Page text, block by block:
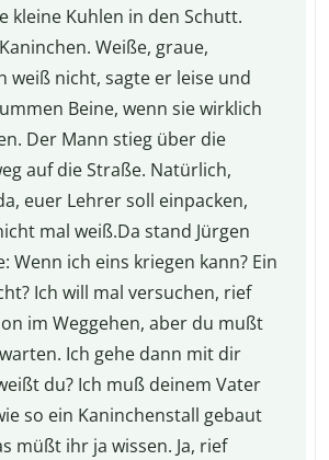
kleine Kuhlen in den Schutt.
Weiße, graue,
weiß nicht, sagte er leise und
Beine, wenn sie wirklich
Der Mann stieg über die
auf die Straße. Natürlich,
euer Lehrer soll einpacken,
mal weiß.Da stand Jürgen
Wenn ich eins kriegen kann? Ein
Ich will mal versuchen, rief
im Weggehen, aber du mußt
Ich gehe dann mit dir
du? Ich muß deinem Vater
so ein Kaninchenstall gebaut
müßt ihr ja wissen. Ja, rief